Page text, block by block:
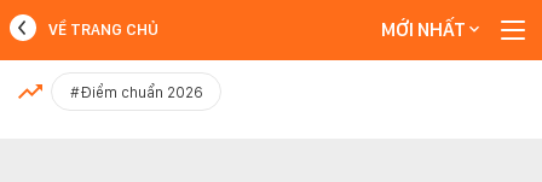
MỚI NHẤT
VỀ TRANG CHỦ MỚI NHẤT
#Điểm chuẩn 2026